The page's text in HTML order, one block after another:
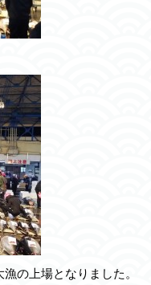
の上場となりました。